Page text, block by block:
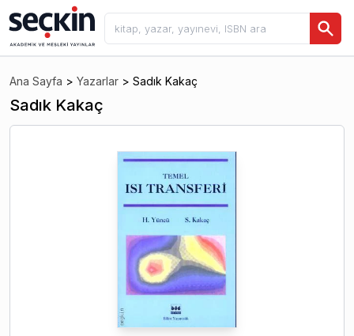
Ana Sayfa > Yazarlar > Sadık Kakaç
Sadık Kakaç